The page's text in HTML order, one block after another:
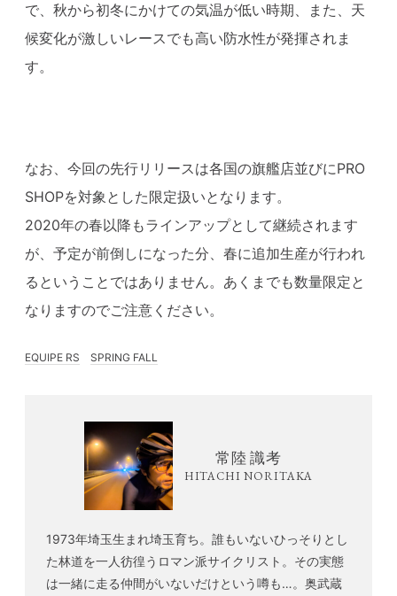
で、秋から初冬にかけての気温が低い時期、また、天
候変化が激しいレースでも高い防水性が発揮されま
す。
なお、今回の先行リリースは各国の旗艦店並びにPRO
SHOPを対象とした限定扱いとなります。
2020年の春以降もラインアップとして継続されます
が、予定が前倒しになった分、春に追加生産が行われ
るということではありません。あくまでも数量限定と
なりますのでご注意ください。
EQUIPE RS SPRING FALL
常陸 識考
HITACHI NORITAKA
1973年埼玉生まれ埼玉育ち。誰もいないひっそりとし
た林道を一人彷徨うロマン派サイクリスト。その実態
は一緒に走る仲間がいないだけという噂も…。奥武蔵